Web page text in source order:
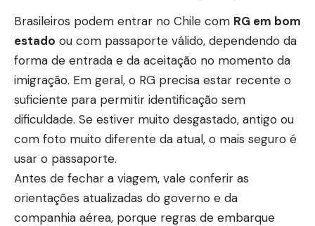
Brasileiros podem entrar no Chile com RG em bom
estado ou com passaporte válido, dependendo da
forma de entrada e da aceitação no momento da
imigração. Em geral, o RG precisa estar recente o
suficiente para permitir identificação sem
dificuldade. Se estiver muito desgastado, antigo ou
com foto muito diferente da atual, o mais seguro é
usar o passaporte.
Antes de fechar a viagem, vale conferir as
orientações atualizadas do governo e da
companhia aérea, porque regras de embarque